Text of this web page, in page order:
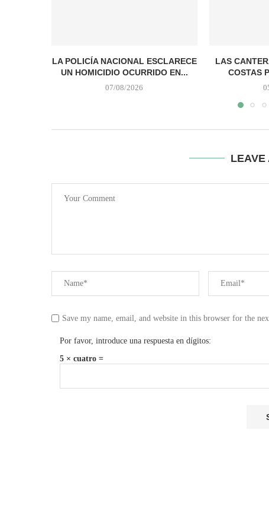
LA POLICÍA NACIONAL ESCLARECE
UN HOMICIDIO OCURRIDO EN...
07/08/2026
LAS
COSTAS
LEAVE
Save my name, email, and website in this browser for the
Por favor, introduce una respuesta en dígitos:
5 × cuatro =